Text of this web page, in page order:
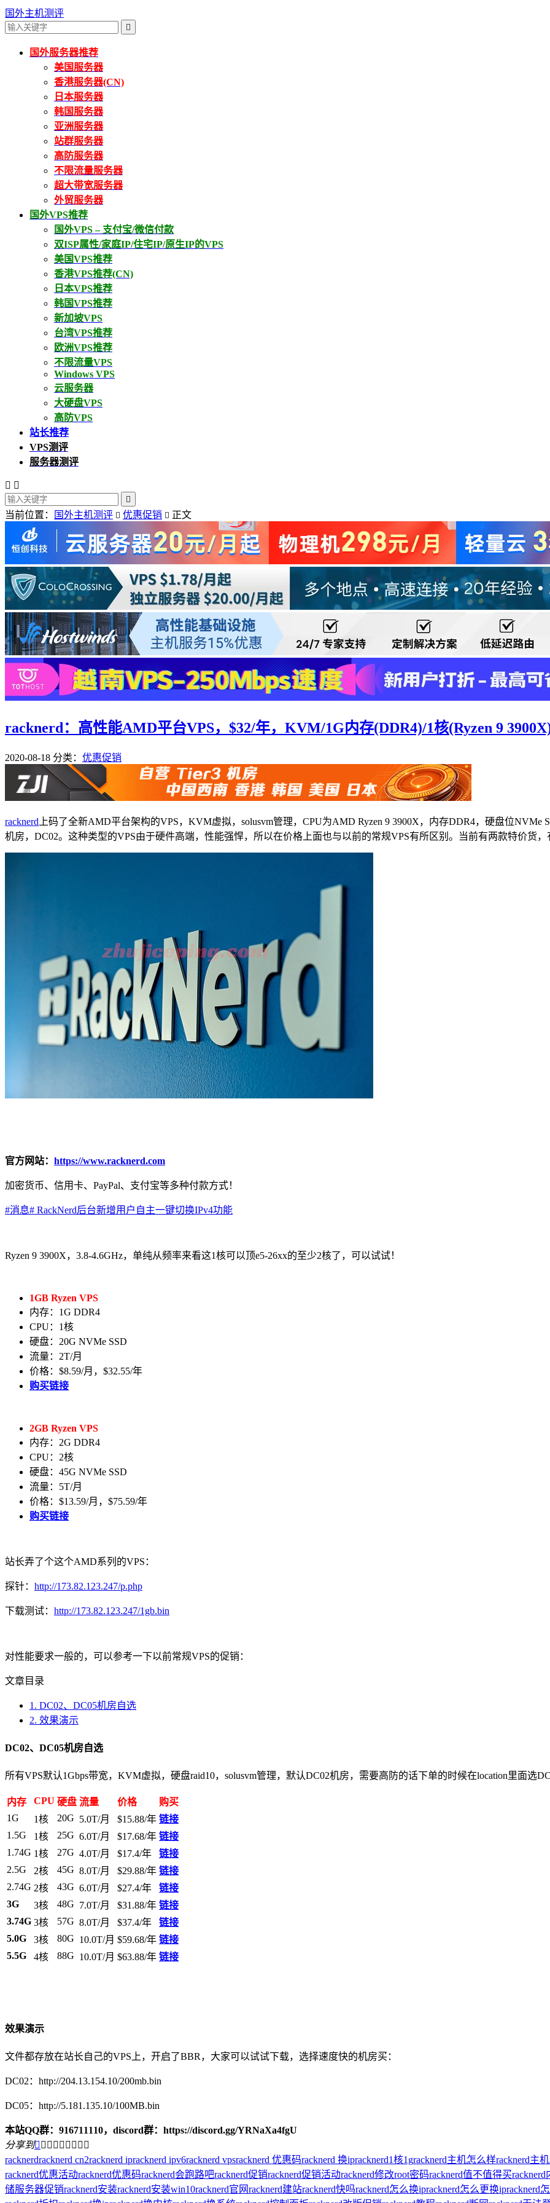
国外主机测评

国外服务器推荐
美国服务器
香港服务器(CN)
日本服务器
韩国服务器
亚洲服务器
站群服务器
高防服务器
不限流量服务器
超大带宽服务器
外贸服务器
国外VPS推荐
国外VPS – 支付宝/微信付款
双ISP属性/家庭IP/住宅IP/原生IP的VPS
美国VPS推荐
香港VPS推荐(CN)
日本VPS推荐
韩国VPS推荐
新加坡VPS
台湾VPS推荐
欧洲VPS推荐
不限流量VPS
Windows VPS
云服务器
大硬盘VPS
高防VPS
站长推荐
VPS测评
服务器测评
 

当前位置： 国外主机测评  优惠促销  正文
racknerd：高性能AMD平台VPS，$32/年，KVM/1G内存(DDR4)/1核(Ryzen 9
2020-08-18 分类： 优惠促销
racknerd 上码了全新AMD平台架构的VPS，KVM虚拟，solusvm管理，CPU为AMD Ryzen 9 3900X，内存DDR4，硬盘位NVMe
机房，DC02。这种类型的VPS由于硬件高端，性能强悍，所以在价格上面也与以前的常规VPS有所区别。当前有两款特价货，
官方网站： https://www.racknerd.com
加密货币、信用卡、PayPal、支付宝等多种付款方式！
#消息# RackNerd后台新增用户自主一键切换IPv4功能
Ryzen 9 3900X，3.8-4.6GHz，单纯从频率来看这1核可以顶e5-26xx的至少2核了，可以试试！
1GB Ryzen VPS
内存：1G DDR4
CPU：1核
硬盘：20G NVMe SSD
流量：2T/月
价格：$8.59/月，$32.55/年
购买链接
2GB Ryzen VPS
内存：2G DDR4
CPU：2核
硬盘：45G NVMe SSD
流量：5T/月
价格：$13.59/月，$75.59/年
购买链接
站长弄了个这个AMD系列的VPS：
探针： http://173.82.123.247/p.php
下载测试： http://173.82.123.247/1gb.bin
对性能要求一般的，可以参考一下以前常规VPS的促销：
文章目录
1. DC02、DC05机房自选
2. 效果演示
DC02、DC05机房自选
所有VPS默认1Gbps带宽，KVM虚拟，硬盘raid10，solusvm管理，默认DC02机房，需要高防的话下单的时候在location里面选
内存 CPU 硬盘 流量 价格
购买
1G
1核 20G 5.0T/月 $15.88/年 链接
1.5G
1核 25G 6.0T/月 $17.68/年 链接
1.74G 1核 27G 4.0T/月 $17.4/年
链接
2.5G
2核 45G 8.0T/月 $29.88/年 链接
2.74G 2核 43G 6.0T/月 $27.4/年
链接
3G
3核 48G 7.0T/月 $31.88/年 链接
3.74G 3核 57G 8.0T/月 $37.4/年
链接
5.0G
3核 80G 10.0T/月 $59.68/年 链接
5.5G
4核 88G 10.0T/月 $63.88/年 链接
效果演示
文件都存放在站长自己的VPS上，开启了BBR，大家可以试试下载，选择速度快的机房买：
DC02：http://204.13.154.10/200mb.bin
DC05：http://5.181.135.10/100MB.bin
本站QQ群：916711110，discord群：https://discord.gg/YRNaXa4fgU
分享到        
racknerdracknerd cn2racknerd ipracknerd ipv6racknerd vpsracknerd 优惠码racknerd 换ipracknerd1核1gracknerd主机怎么样racknerd主
racknerd优惠活动racknerd优惠码racknerd会跑路吧racknerd促销racknerd促销活动racknerd修改root密码racknerd值不值得买racknerd
储服务器促销racknerd安装racknerd安装win10racknerd官网racknerd建站racknerd快吗racknerd怎么换ipracknerd怎么更换ipracknerd